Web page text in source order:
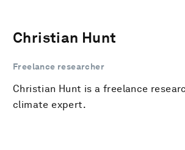
Christian Hunt
Freelance researcher
Christian Hunt is a freelance
climate expert.